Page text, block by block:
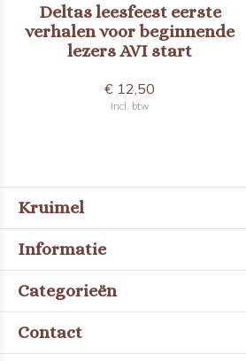
Deltas leesfeest eerste
verhalen voor beginnende
lezers AVI start
€ 12,50
Incl. btw
Kruimel
Informatie
Categorieën
Contact